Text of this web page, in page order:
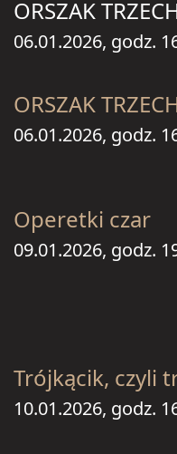
ORSZAK
06.01.2026, godz.
ORSZAK
06.01.2026, godz.
Operetki czar
09.01.2026, godz.
Trójkącik, czyli
10.01.2026, godz.